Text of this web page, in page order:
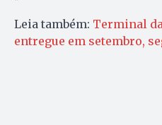
Leia também: Terminal
entregue em setembro,